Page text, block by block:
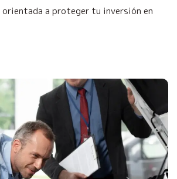
orientada a proteger tu inversión en